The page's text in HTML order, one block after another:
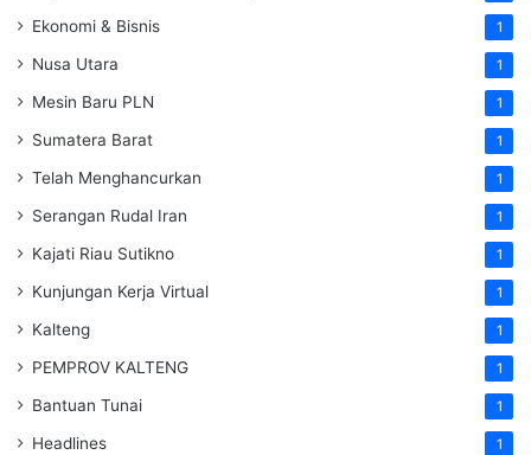
Ekonomi & Bisnis 1
Nusa Utara 1
Mesin Baru PLN 1
Sumatera Barat 1
Telah Menghancurkan 1
Serangan Rudal Iran 1
Kajati Riau Sutikno 1
Kunjungan Kerja Virtual 1
Kalteng 1
PEMPROV KALTENG 1
Bantuan Tunai 1
Headlines 1